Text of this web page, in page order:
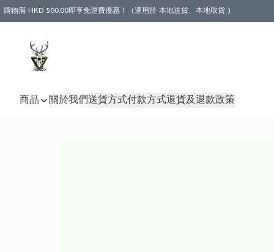
購物滿 HKD 500.00即享免運費優惠！（適用於 本地送貨、本地取貨 )
商品 關於我們送貨方式付款方式退貨及退款政策